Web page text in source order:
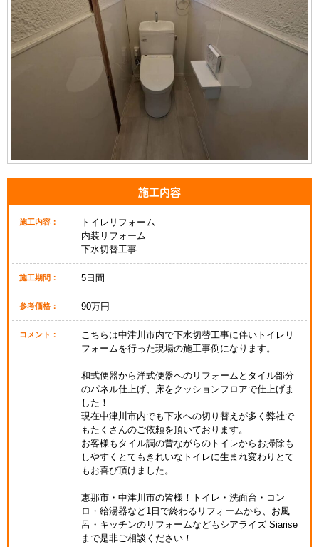
施工内容
施工内容：
トイレリフォーム
内装リフォーム
下水切替工事
施工期間： 5日間
参考価格： 90万円
コメント：
こちらは中津川市内で下水切替工事に伴いトイレリ
フォームを行った現場の施工事例になります。
和式便器から洋式便器へのリフォームとタイル部分
のパネル仕上げ、床をクッションフロアで仕上げま
した！
現在中津川市内でも下水への切り替えが多く弊社で
もたくさんのご依頼を頂いております。
お客様もタイル調の昔ながらのトイレからお掃除も
しやすくとてもきれいなトイレに生まれ変わりとて
もお喜び頂けました。
恵那市・中津川市の皆様！トイレ・洗面台・コン
ロ・給湯器など1日で終わるリフォームから、お風
呂・キッチンのリフォームなどもシアライズ Siarise
まで是非ご相談ください！